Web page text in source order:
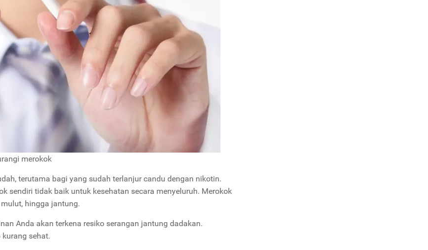
merokok
terutama bagi yang sudah terlanjur candu dengan nikotin.
sendiri tidak baik untuk kesehatan secara menyeluruh. Merokok
hingga jantung.
Anda akan terkena resiko serangan jantung dadakan.
sehat.